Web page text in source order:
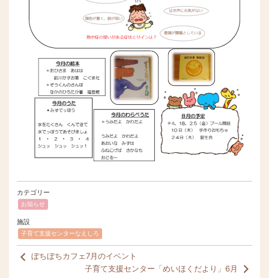
カテゴリー
お知らせ
施設
子育て支援センターなえしろ
ぼちぼちカフェ7月のイベント
子育て支援センター「めいほくだより」6月